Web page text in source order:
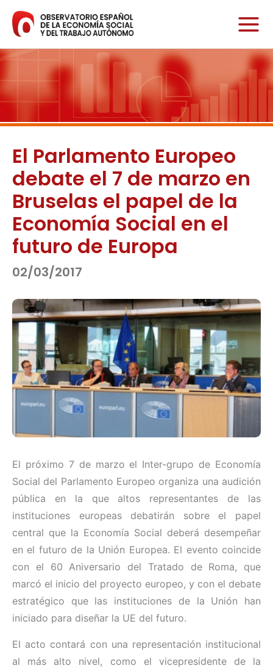
contenido
El Parlamento Europeo
debate el 7 de marzo en
Bruselas el papel de la
Economía Social en el
futuro de Europa
02/03/2017
El próximo 7 de marzo el Inter-grupo de Economía
Social del Parlamento Europeo organiza una audición
pública en la que altos representantes de las
instituciones europeas debatirán sobre el papel
central que la Economía Social deberá desempeñar
en el futuro de la Unión Europea. El evento coincide
con el 60 Aniversario del Tratado de Roma, que
marcó el inicio del proyecto europeo, y con el debate
estratégico que las instituciones de la Unión han
iniciado para diseñar la UE del futuro.
El acto contará con una representación institucional
al más alto nivel, como el vicepresidente de la